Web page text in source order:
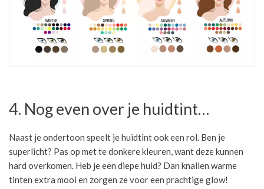
4. Nog even over je huidtint…
Naast je ondertoon speelt je huidtint ook een rol. Ben je
superlicht? Pas op met te donkere kleuren, want deze kunnen
hard overkomen. Heb je een diepe huid? Dan knallen warme
tinten extra mooi en zorgen ze voor een prachtige glow!